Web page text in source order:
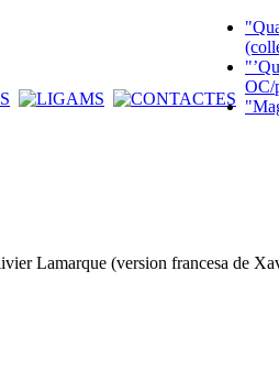
OC/
Lamarque (version francesa de